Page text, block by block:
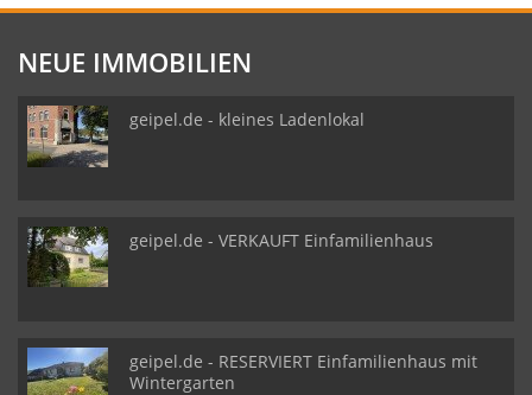
NEUE IMMOBILIEN
geipel.de - kleines Ladenlokal
geipel.de - VERKAUFT Einfamilienhaus
geipel.de - RESERVIERT Einfamilienhaus mit
Wintergarten